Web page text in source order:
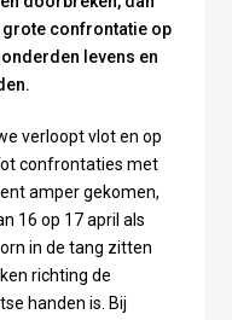
grote confrontatie op
levens en
verloopt vlot en op
confrontaties met
amper gekomen,
16 op 17 april als
in de tang zitten
richting de
handen is. Bij